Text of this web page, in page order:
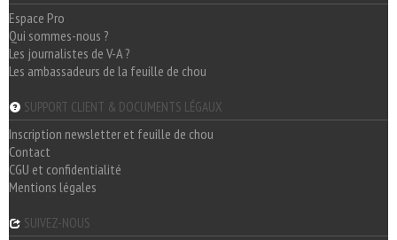
Espace Pro
Qui sommes-nous ?
Les journalistes de V-A ?
Les ambassadeurs de la feuille de chou
SUPPORT CLIENT & DOCUMENTS LÉGAUX
Inscription newsletter et feuille de chou
Contact
CGU et confidentialité
Mentions légales
SUIVEZ-NOUS